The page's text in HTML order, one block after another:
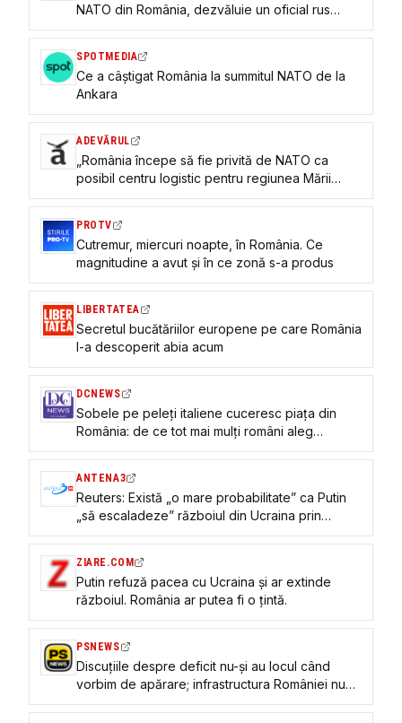
NATO din România, dezvăluie un oficial rus
(Reuters)
SPOTMEDIA
Ce a câștigat România la summitul NATO de la
Ankara
ADEVĂRUL
„România începe să fie privită de NATO ca
posibil centru logistic pentru regiunea Mării
Negre”, susține preşedintele Asociaţiei Energia
PROTV
Cutremur, miercuri noapte, în România. Ce
magnitudine a avut și în ce zonă s-a produs
LIBERTATEA
Secretul bucătăriilor europene pe care România
l-a descoperit abia acum
DCNEWS
Sobele pe peleți italiene cuceresc piața din
România: de ce tot mai mulți români aleg
această soluție de încălzire
ANTENA3
Reuters: Există „o mare probabilitate” ca Putin
„să escaladeze” războiul din Ucraina prin
lovirea bazelor NATO din România
ZIARE.COM
Putin refuză pacea cu Ucraina și ar extinde
războiul. România ar putea fi o țintă.
PSNEWS
Discuțiile despre deficit nu-și au locul când
vorbim de apărare; infrastructura României nu
suportă tehnică grea NATO